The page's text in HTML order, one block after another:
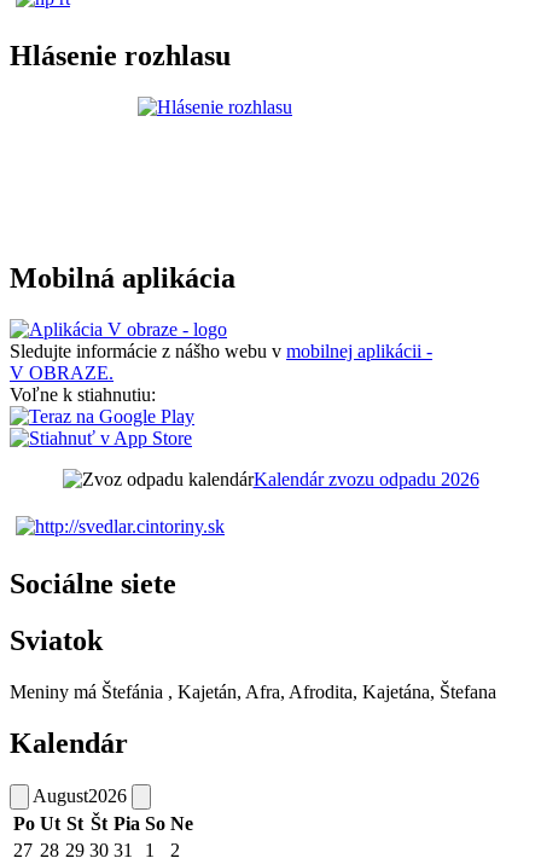
Hlásenie rozhlasu
Mobilná aplikácia
Sledujte informácie z nášho webu v mobilnej aplikácii -
V OBRAZE.
Voľne k stiahnutiu:
Kalendár zvozu odpadu 2026
Sociálne siete
Sviatok
Meniny má Štefánia , Kajetán, Afra, Afrodita, Kajetána, Štefana
Kalendár
August2026
Po Ut St Št Pia So Ne
27 28 29 30 31 1
2